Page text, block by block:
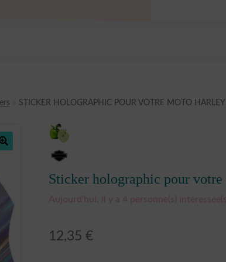
STICKER HOLOGRAPHIC POUR VOTRE MOTO
Sticker holographic pour
Aujourd'hui, il y a 4 personne(s)
12,35 €